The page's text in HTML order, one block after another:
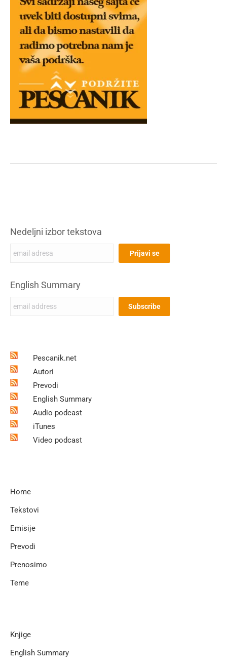
Nedeljni izbor tekstova
English Summary
Pescanik.net
Autori
Prevodi
English Summary
Audio podcast
iTunes
Video podcast
Home
Tekstovi
Emisije
Prevodi
Prenosimo
Teme
Knjige
English Summary